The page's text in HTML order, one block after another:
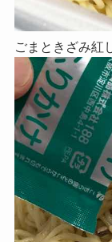
ごまときざみ紅